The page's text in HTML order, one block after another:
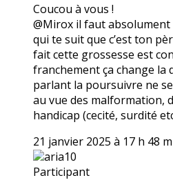
Coucou à vous !
@Mirox il faut
qui te suit que c’est ton
fait cette grossesse est
franchement ça change la
parlant la poursuivre ne
au vue des malformation,
handicap (cecité, surdité
21 janvier 2025 à 17 h 48
aria10
Participant